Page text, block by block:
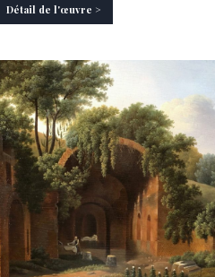
Détail de l'œuvre >